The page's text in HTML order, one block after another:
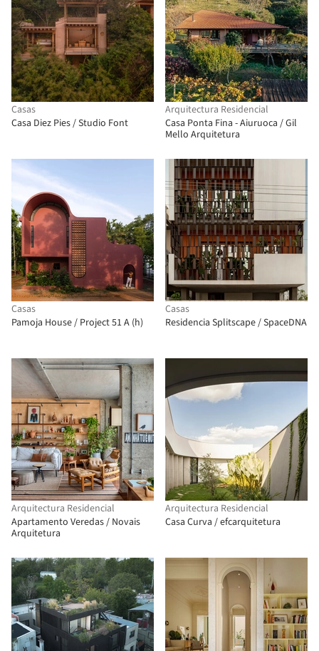
Casas
Casa Diez Pies / Studio Font
Arquitectura Residencial
Casa Ponta Fina - Aiuruoca / Gil
Mello Arquitetura
Casas
Pamoja House / Project 51 A (h)
Casas
Residencia Splitscape / SpaceDNA
Arquitectura Residencial
Apartamento Veredas / Novais
Arquitetura
Arquitectura Residencial
Casa Curva / efcarquitetura